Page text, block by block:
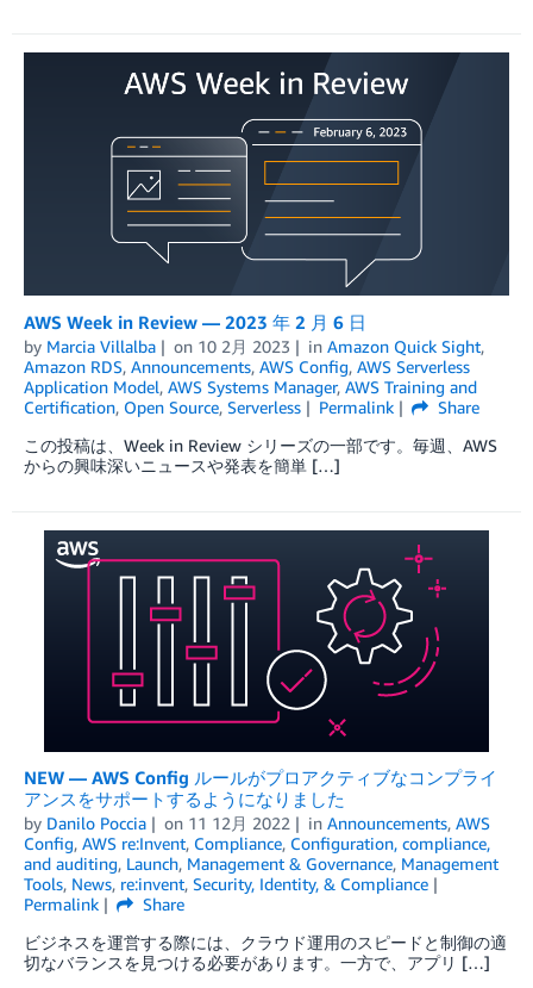
AWS Week in Review — 2023 年 2 月 6 日
by Marcia Villalba on 10 2月 2023 in Amazon Quick Sight,
Amazon RDS, Announcements, AWS Config, AWS Serverless
Application Model, AWS Systems Manager, AWS Training and
Certification, Open Source, Serverless Permalink
Share
この投稿は、Week in Review シリーズの一部です。毎週、AWS
からの興味深いニュースや発表を簡単 […]
NEW — AWS Config ルールがプロアクティブなコンプライ
アンスをサポートするようになりました
by Danilo Poccia on 11 12月 2022 in Announcements, AWS
Config, AWS re:Invent, Compliance, Configuration, compliance,
and auditing, Launch, Management & Governance, Management
Tools, News, re:invent, Security, Identity, & Compliance
Permalink
Share
ビジネスを運営する際には、クラウド運用のスピードと制御の適
切なバランスを見つける必要があります。一方で、アプリ […]